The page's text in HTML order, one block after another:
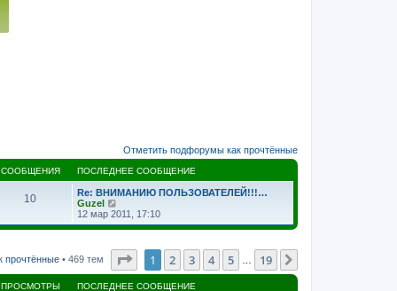
Отметить подфорумы как прочтённые
СООБЩЕНИЯ ПОСЛЕДНЕЕ СООБЩЕНИЕ
10
Re: ВНИМАНИЮ ПОЛЬЗОВАТЕЛЕЙ!!!…
Guzel
е
р
т
и
к
п
12 мар 2011, 17:10
прочтённые • 469 тем Страница1 из 19
1 2 3 4 5 19
ПРОСМОТРЫ ПОСЛЕДНЕЕ СООБЩЕНИЕ